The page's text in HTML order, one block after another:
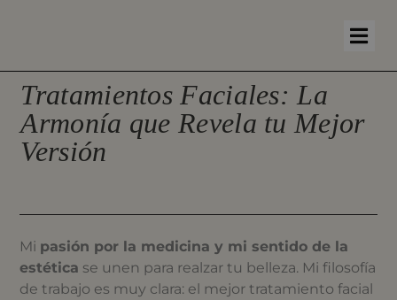
Tratamientos Faciales: La
Armonía que Revela tu Mejor
Versión
Mi pasión por la medicina y mi sentido de la
estética se unen para realzar tu belleza. Mi filosofía
de trabajo es muy clara: el mejor tratamiento facial